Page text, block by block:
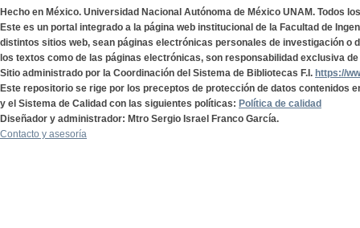
Hecho en México. Universidad Nacional Autónoma de México UNAM. Todos
Este es un portal integrado a la página web institucional de la Facultad de
distintos sitios web, sean páginas electrónicas personales de investigación o
los textos como de las páginas electrónicas, son responsabilidad exclusiva
Sitio administrado por la Coordinación del Sistema de Bibliotecas F.I. https://
Este repositorio se rige por los preceptos de protección de datos contenidos
y el Sistema de Calidad con las siguientes políticas: Política de calidad
Diseñador y administrador: Mtro Sergio Israel Franco García.
Contacto y asesoría